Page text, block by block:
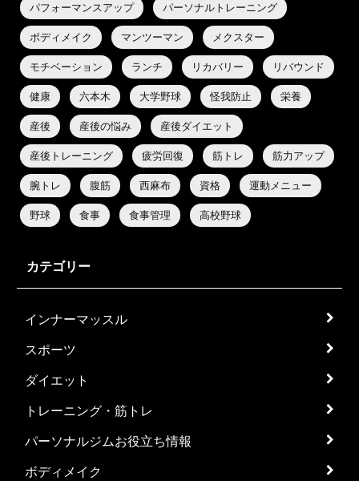
パフォーマンスアップ パーソナルトレーニング
ボディメイク マンツーマン メクスター
モチベーション ランチ リカバリー リバウンド
健康 六本木 大学野球 怪我防止 栄養
産後 産後の悩み 産後ダイエット
産後トレーニング 疲労回復 筋トレ 筋力アップ
腕トレ 腹筋 西麻布 資格 運動メニュー
野球 食事 食事管理 高校野球
カテゴリー
インナーマッスル
スポーツ
ダイエット
トレーニング・筋トレ
パーソナルジムお役立ち情報
ボディメイク